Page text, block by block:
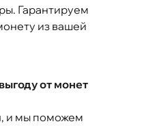
Гарантируем
из вашей
от монет
и мы поможем